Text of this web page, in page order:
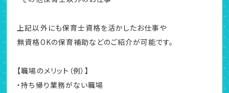
上記以外にも保育士資格を活かしたお仕事や
無資格OKの保育補助などのご紹介が可能です。
【職場のメリット（例）】
・持ち帰り業務がない職場